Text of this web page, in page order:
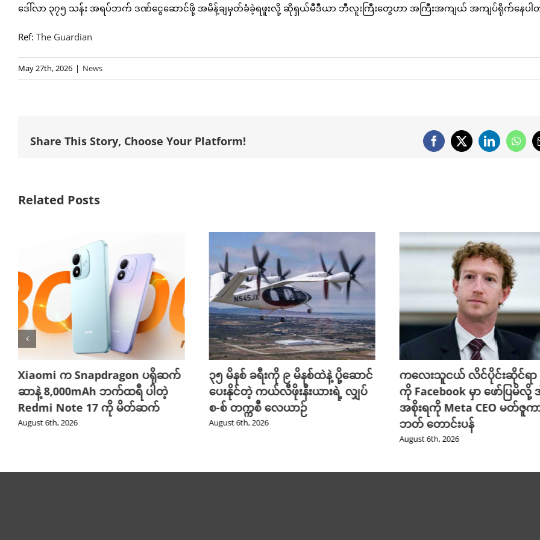
ဒေါ်လာ ၃၇၅ သန်း အရပ်ဘက် ဒဏ်ငွေဆောင်ဖို့ အမိန့်ချမှတ်ခံခဲ့ရဖူးလို့ ဆိုရှယ်မီဒီယာ ဘီလူးကြီးတွေဟာ အကြီးအကျယ် အကျပ်ရိုက်နေပါ
Ref: The Guardian
May 27th, 2026 | News
Share This Story, Choose Your Platform! Facebook
X LinkedIn
Related Posts
Xiaomi က Snapdragon ပရိုဆက်
ဆာနဲ့ 8,000mAh ဘက်ထရီ ပါတဲ့
Redmi Note 17 ကို မိတ်ဆက်
August 6th, 2026
၃၅ မိနစ် ခရီးကို ၉ မိနစ်ထဲနဲ့ ပို့ဆောင်
ပေးနိုင်တဲ့ ကယ်လီဖိုးနီးယားရဲ့ လျှပ်
စ-စ် တက္ကစီ လေယာဉ်
August 6th, 2026
ကလေးသူငယ် လိင်ပိုင်းဆိုင်ရာ
ကို Facebook မှာ ဖော်ပြမိလို့
အစိုးရကို Meta CEO မတ်ဇူက
ဘတ် တောင်းပန်
August 6th, 2026